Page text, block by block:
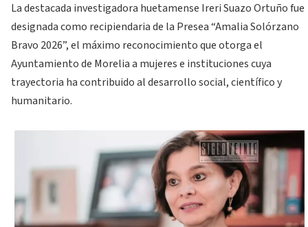
La destacada investigadora huetamense Ireri Suazo Ortuño fue
designada como recipiendaria de la Presea “Amalia Solórzano
Bravo 2026”, el máximo reconocimiento que otorga el
Ayuntamiento de Morelia a mujeres e instituciones cuya
trayectoria ha contribuido al desarrollo social, científico y
humanitario.